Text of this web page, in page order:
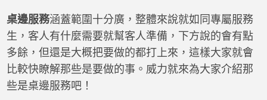
桌邊服務涵蓋範圍十分廣，整體來說就如同專屬服務
生，客人有什麼需要就幫客人準備，下方說的會有點
多餘，但還是大概把要做的都打上來，這樣大家就會
比較快瞭解那些是要做的事。威力就來為大家介紹那
些是桌邊服務吧！